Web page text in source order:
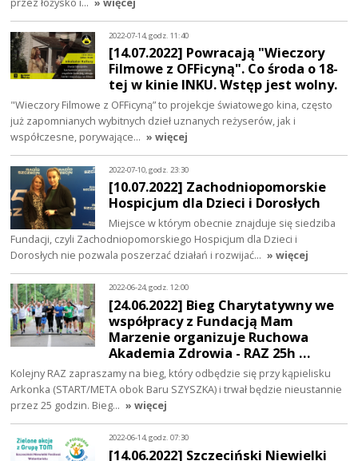
2022-07-14, godz. 11:40
[14.07.2022] Powracają "Wieczory
Filmowe z OFFicyną". Co środa o 18-
tej w kinie INKU. Wstęp jest wolny.
"Wieczory Filmowe z OFFicyną” to projekcje światowego kina, często
już zapomnianych wybitnych dzieł uznanych reżyserów, jak i
współczesne, porywające… » więcej
2022-07-10, godz. 23:30
[10.07.2022] Zachodniopomorskie
Hospicjum dla Dzieci i Dorosłych
Miejsce w którym obecnie znajduje się siedziba
Fundacji, czyli Zachodniopomorskiego Hospicjum dla Dzieci i
Dorosłych nie pozwala poszerzać działań i rozwijać… » więcej
2022-06-24, godz. 12:00
[24.06.2022] Bieg Charytatywny we
współpracy z Fundacją Mam
Marzenie organizuje Ruchowa
Akademia Zdrowia - RAZ 25h …
Kolejny RAZ zapraszamy na bieg, który odbędzie się przy kąpielisku
Arkonka (START/META obok Baru SZYSZKA) i trwał będzie nieustannie
przez 25 godzin. Bieg… » więcej
2022-06-14, godz. 07:30
[14.06.2022] Szczeciński Niewielki